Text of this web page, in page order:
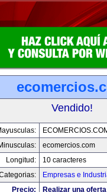
Vendido!
ecomercios.com
Longitud:
10 caracteres
Empresas e
Precio:
Realizar una